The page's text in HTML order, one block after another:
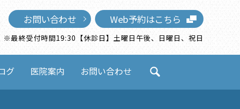
お問い合わせ Web予約はこちら
最終受付時間19:30【休診日】土曜日午後、日曜日、祝日
グ 医院案内 お問い合わせ